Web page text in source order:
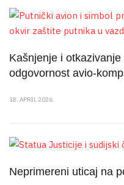
Kašnjenje i
odgovornost avio-
18. APRIL 2026.
Neprimereni uticaj na